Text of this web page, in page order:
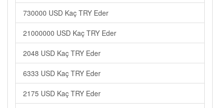
730000 USD Kaç TRY Eder
21000000 USD Kaç TRY Eder
2048 USD Kaç TRY Eder
6333 USD Kaç TRY Eder
2175 USD Kaç TRY Eder